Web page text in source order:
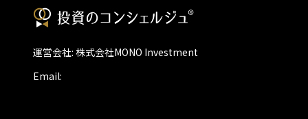
運営会社: 株式会社MONO Investment
Email: